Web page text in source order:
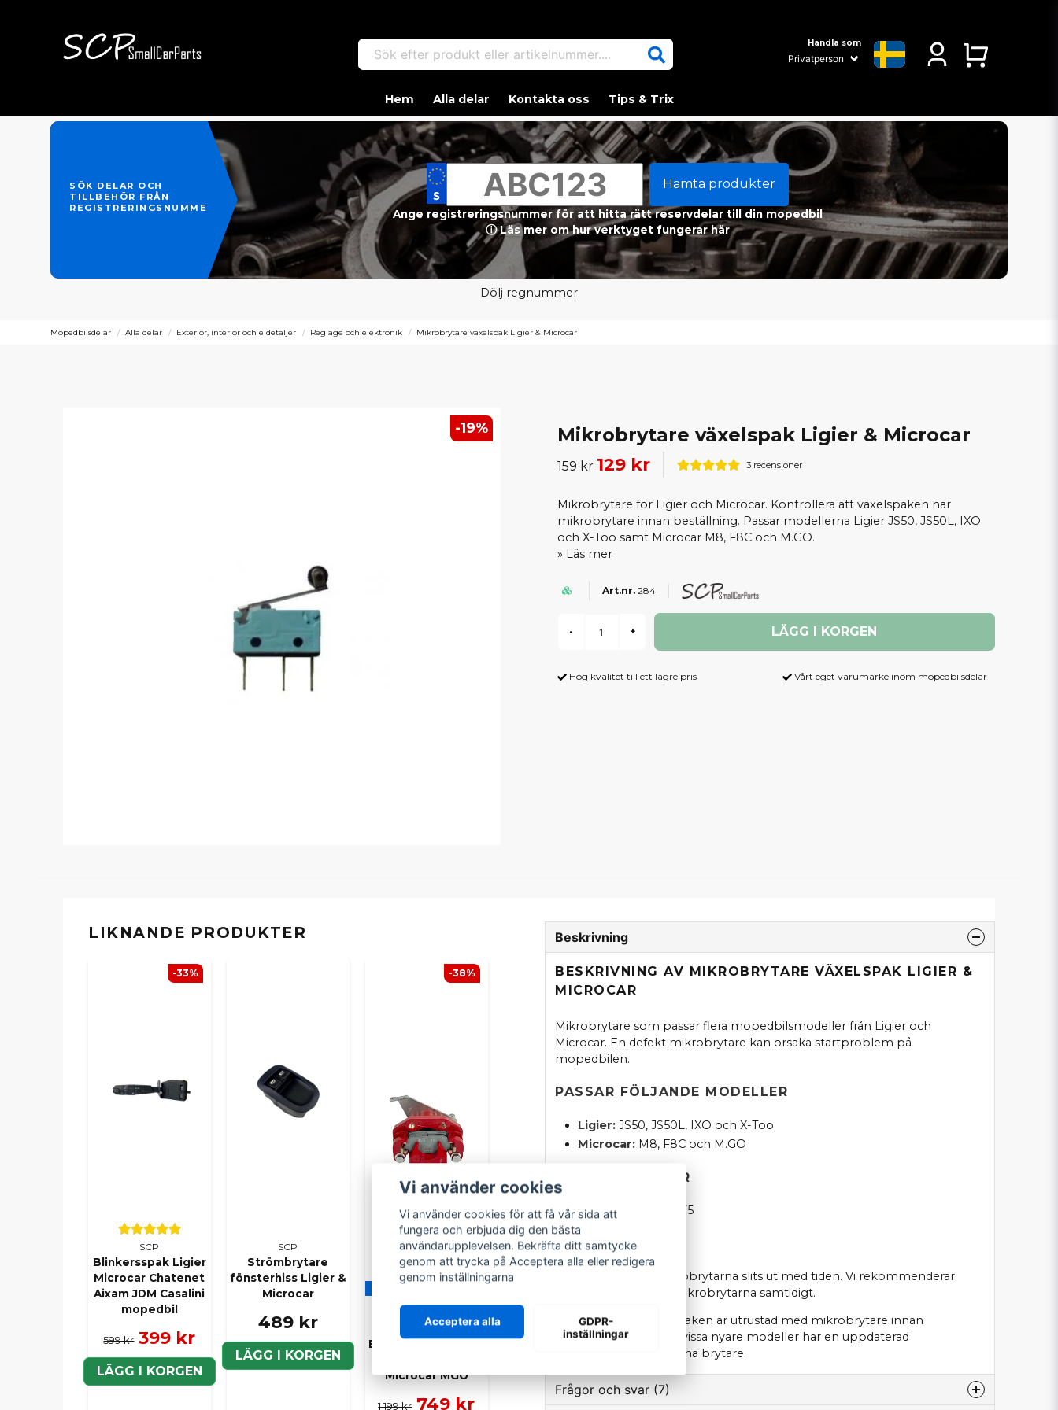
Sök efter produkt eller artikelnummer.... Handla som
Hem Alla delar Kontakta oss Tips & Trix
SÖK DELAR OCH
TILLBEHÖR FRÅN
REGISTRERINGSNUMMER
Hämta produkter
Ange registreringsnummer för att hitta rätt reservdelar till din mopedbil
ⓘ Läs mer om hur verktyget fungerar här
Dölj regnummer
Mopedbilsdelar Alla delar Exteriör, interiör och eldetaljer Reglage och elektronik Mikrobrytare växelspak Ligier & Microcar
-19% Mikrobrytare växelspak Ligier & Microcar
159 kr129 kr 3 recensioner
Mikrobrytare för Ligier och Microcar. Kontrollera att växelspaken har
mikrobrytare innan beställning. Passar modellerna Ligier JS50, JS50L, IXO
och X-Too samt Microcar M8, F8C och M.GO.
Läs mer
284
- + LÄGG I KORGEN
Hög kvalitet till ett lägre pris Vårt eget varumärke inom mopedbilsdelar
LIKNANDE PRODUKTER
SCP
Blinkersspak Ligier
Microcar Chatenet
Aixam JDM Casalini
mopedbil
599 kr 399 kr
LÄGG I KORGEN
-33%
SCP
Strömbrytare
fönsterhiss Ligier &
Microcar
489 kr
LÄGG I KORGEN
SCP
Bromsok bak Ligier
Microcar MGO
1 199 kr 749 kr
-38%
Beskrivning
BESKRIVNING AV MIKROBRYTARE VÄXELSPAK LIGIER &
MICROCAR
Mikrobrytare som passar flera mopedbilsmodeller från Ligier och
Microcar. En defekt mikrobrytare kan orsaka startproblem på
mopedbilen.
PASSAR FÖLJANDE MODELLER
Ligier:JS50, JS50L, IXO och X-Too
Microcar:M8, F8C och M.GO
SPECIFIKATIONER
OEM:1407503 / 0132275
INFORMATION
Det är vanligt att mikrobrytarna slits ut med tiden. Vi rekommenderar
därför att byta båda mikrobrytarna samtidigt.
Kontrollera att växelspaken är utrustad med mikrobrytare innan
beställning, eftersom vissa nyare modeller har en uppdaterad
konstruktion utan denna brytare.
Frågor och svar (7)
Vi använder cookies
Vi använder cookies för att få vår sida att
fungera och erbjuda dig den bästa
användarupplevelsen. Bekräfta ditt samtycke
genom att trycka på Acceptera alla eller redigera
genom inställningarna
Acceptera alla
GDPR-
inställningar